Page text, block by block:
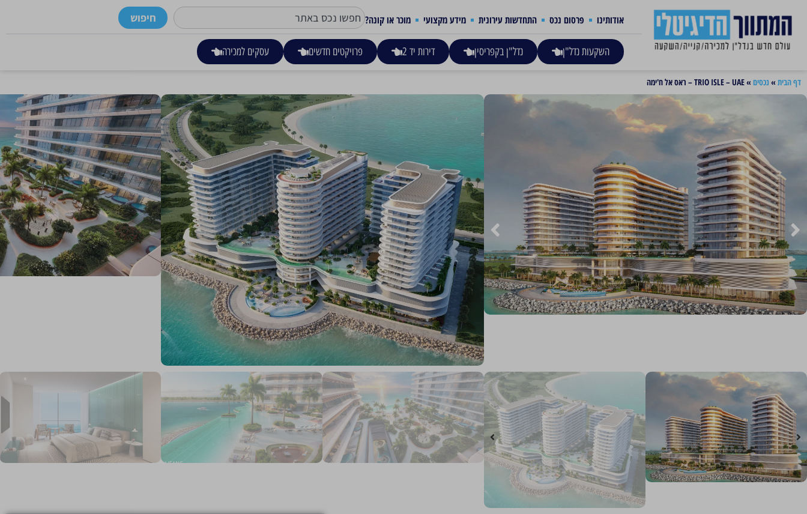
אודותינו פרסום נכס התחדשות עירונית מידע מקצועי מוכר או קונה? חיפוש
השקעות נדל"ן נדל"ן בקפריסין דירות יד 2 פרויקטים חדשים עסקים למכירה
דף הבית »נכסים »TRIO ISLE – UAE – ראס אל ח'ימה
TRIO ISLE – UAE – ראס אל ח'ימה
990,000
Trio Isle כולל שלושה בניינים מדהימים, כל אחד מציע עיצוב ברמה עולמית וגימורים ללא דופי. עם שלוש רמות של שירותים יוצאי דופן, Trio Isle
יוצר שילוב הרמוני של יוקרה ונוחות. התושבים ייהנו משילוב ייחודי של חוויות, מחוף הים השליו ועד הבריכה המרעננת והגינה השופעת, שנועדו
להעלות את אורח החיים שלכם לגבהים חדשים. Trio Isle הוא המקום שבו אלגנטיות פוגשת חדשנות, מה שהופך אותו ליעד המושלם עבור אלה
המחפשים את האולטימטיבי בחיי החוף.
קרא עוד
סוג הנכס
דירה רגילה
מס' חדרים
3
כתובת
ראס אל ח'ימה